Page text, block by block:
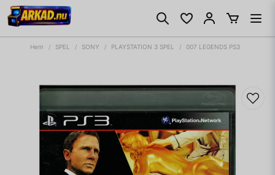
Hem SPEL SONY PLAYSTATION 3 SPEL 007 LEGENDS PS3